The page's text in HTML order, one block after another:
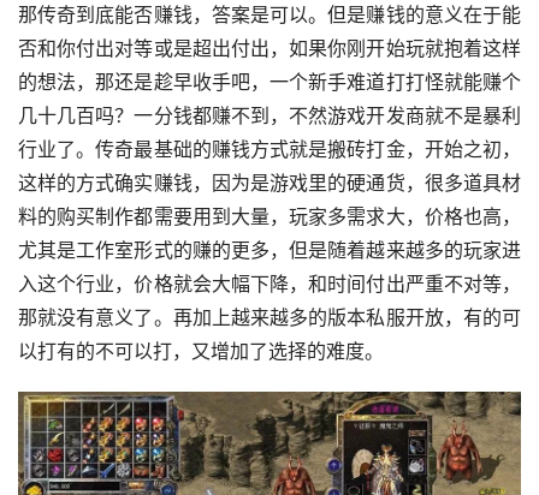
那传奇到底能否赚钱，答案是可以。但是赚钱的意义在于能
否和你付出对等或是超出付出，如果你刚开始玩就抱着这样
的想法，那还是趁早收手吧，一个新手难道打打怪就能赚个
几十几百吗？一分钱都赚不到，不然游戏开发商就不是暴利
行业了。传奇最基础的赚钱方式就是搬砖打金，开始之初，
这样的方式确实赚钱，因为是游戏里的硬通货，很多道具材
料的购买制作都需要用到大量，玩家多需求大，价格也高，
尤其是工作室形式的赚的更多，但是随着越来越多的玩家进
入这个行业，价格就会大幅下降，和时间付出严重不对等，
那就没有意义了。再加上越来越多的版本私服开放，有的可
以打有的不可以打，又增加了选择的难度。